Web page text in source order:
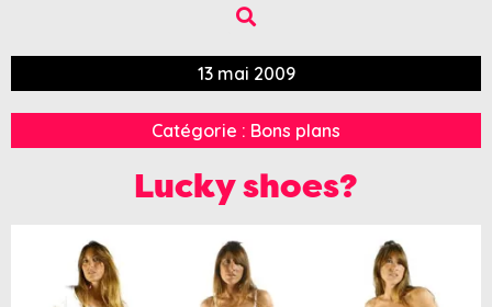
13 mai 2009
Catégorie : Bons plans
Lucky shoes?